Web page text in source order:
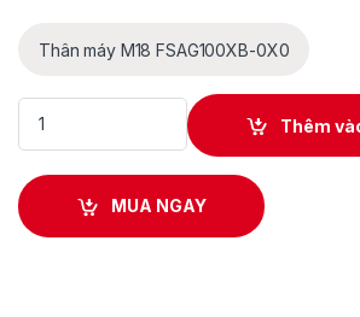
Thân máy M18 FSAG100XB-0X0
Combo máy mài góc Milwaukee M18
Thêm
MUA NGAY